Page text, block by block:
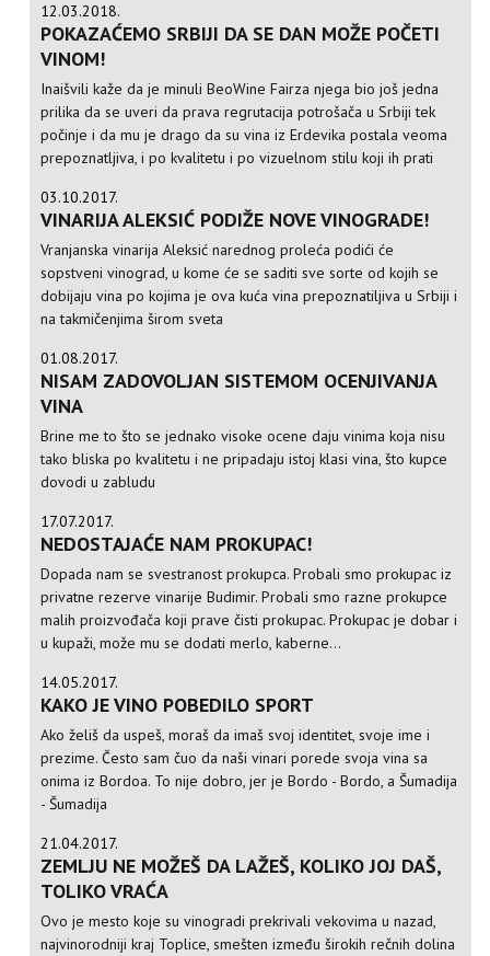
12.03.2018.
POKAZAĆEMO SRBIJI DA SE DAN MOŽE POČETI
VINOM!
Inaišvili kaže da je minuli BeoWine Fairza njega bio još jedna
prilika da se uveri da prava regrutacija potrošača u Srbiji tek
počinje i da mu je drago da su vina iz Erdevika postala veoma
prepoznatljiva, i po kvalitetu i po vizuelnom stilu koji ih prati
03.10.2017.
VINARIJA ALEKSIĆ PODIŽE NOVE VINOGRADE!
Vranjanska vinarija Aleksić narednog proleća podići će
sopstveni vinograd, u kome će se saditi sve sorte od kojih se
dobijaju vina po kojima je ova kuća vina prepoznatiljiva u Srbiji i
na takmičenjima širom sveta
01.08.2017.
NISAM ZADOVOLJAN SISTEMOM OCENJIVANJA
VINA
Brine me to što se jednako visoke ocene daju vinima koja nisu
tako bliska po kvalitetu i ne pripadaju istoj klasi vina, što kupce
dovodi u zabludu
17.07.2017.
NEDOSTAJAĆE NAM PROKUPAC!
Dopada nam se svestranost prokupca. Probali smo prokupac iz
privatne rezerve vinarije Budimir. Probali smo razne prokupce
malih proizvođača koji prave čisti prokupac. Prokupac je dobar i
u kupaži, može mu se dodati merlo, kaberne...
14.05.2017.
KAKO JE VINO POBEDILO SPORT
Ako želiš da uspeš, moraš da imaš svoj identitet, svoje ime i
prezime. Često sam čuo da naši vinari porede svoja vina sa
onima iz Bordoa. To nije dobro, jer je Bordo - Bordo, a Šumadija
- Šumadija
21.04.2017.
ZEMLJU NE MOŽEŠ DA LAŽEŠ, KOLIKO JOJ DAŠ,
TOLIKO VRAĆA
Ovo je mesto koje su vinogradi prekrivali vekovima u nazad,
najvinorodniji kraj Toplice, smešten između širokih rečnih dolina